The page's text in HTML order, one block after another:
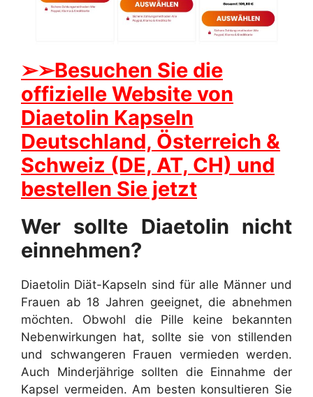
➢➢Besuchen Sie die
offizielle Website von
Diaetolin Kapseln
Deutschland, Österreich &
Schweiz (DE, AT, CH) und
bestellen Sie jetzt
Wer sollte Diaetolin nicht
einnehmen?
Diaetolin Diät-Kapseln sind für alle Männer und
Frauen ab 18 Jahren geeignet, die abnehmen
möchten. Obwohl die Pille keine bekannten
Nebenwirkungen hat, sollte sie von stillenden
und schwangeren Frauen vermieden werden.
Auch Minderjährige sollten die Einnahme der
Kapsel vermeiden. Am besten konsultieren Sie